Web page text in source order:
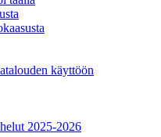
käyttöön
2025-2026